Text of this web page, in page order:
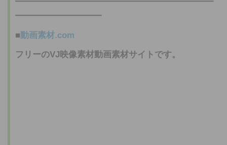
━━━━━━━━━━
■動画素材.com
フリーのVJ映像素材動画素材サイトです。